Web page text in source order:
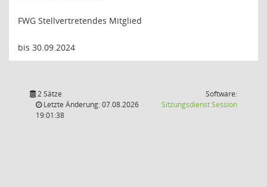
FWG Stellvertretendes Mitglied
bis 30.09.2024
2 Sätze
Letzte Änderung: 07.08.2026
19:01:38
Software:
SitzungsdienstSession(Wird in